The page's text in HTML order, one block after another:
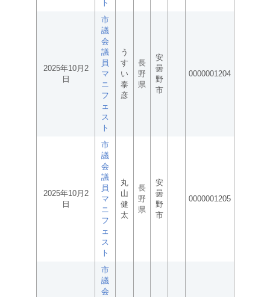
ト
2025年10月2
日
市
議
会
議
員
マ
ニ
フ
ェ
ス
ト
う
す
い
泰
彦
長
野
県
安
曇
野
市
0000001204
2025年10月2
日
市
議
会
議
員
マ
ニ
フ
ェ
ス
ト
丸
山
健
太
長
野
県
安
曇
野
市
0000001205
市
議
会